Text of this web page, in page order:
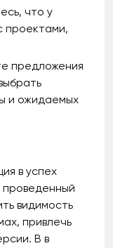
что у
проектами,
предложения
и ожидаемых
в успех
видимость
привлечь
В в